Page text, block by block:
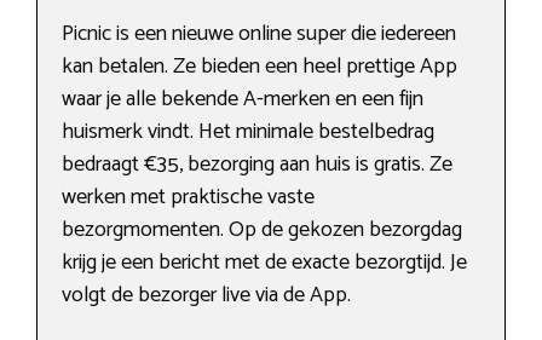
Picnic is een nieuwe online super die iedereen
kan betalen. Ze bieden een heel prettige App
waar je alle bekende A-merken en een fijn
huismerk vindt. Het minimale bestelbedrag
bedraagt €35, bezorging aan huis is gratis. Ze
werken met praktische vaste
bezorgmomenten. Op de gekozen bezorgdag
krijg je een bericht met de exacte bezorgtijd. Je
volgt de bezorger live via de App.